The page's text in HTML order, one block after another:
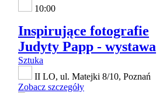
10:00
Inspirujące fotografie
Judyty Papp - wystawa
Sztuka
II LO, ul. Matejki 8/10, Poznań
Zobacz szczegóły